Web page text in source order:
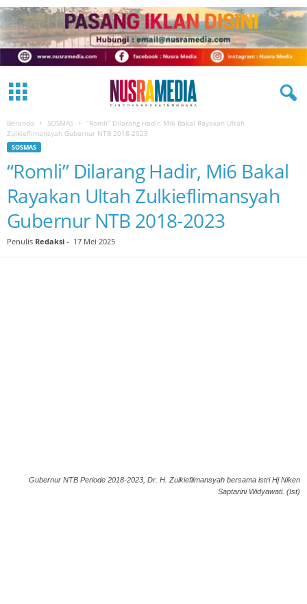
Beranda SOSMAS
“Romli” Dilarang Hadir, Mi6 Bakal Rayakan Ultah
Zulkieflimansyah Gubernur NTB 2018-2023
SOSMAS
“Romli” Dilarang Hadir, Mi6 Bakal
Rayakan Ultah Zulkieflimansyah
Gubernur NTB 2018-2023
Penulis Redaksi - 17 Mei 2025
Gubernur NTB Periode 2018-2023, Dr. H. Zulkieflimansyah bersama istri Hj Niken
Saptarini Widyawati. (Ist)